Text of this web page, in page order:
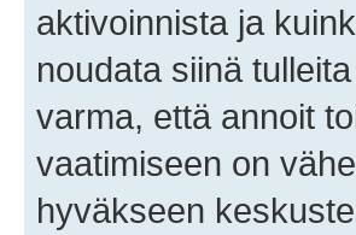
aktivoinnista ja
noudata siinä
varma, että annoit
vaatimiseen on
hyväkseen